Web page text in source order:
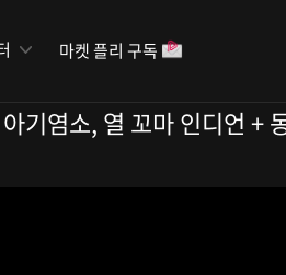
마켓 플리 구독
염소, 열 꼬마 인디언 +